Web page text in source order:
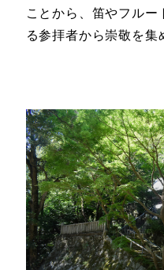
ことから、笛やフル
る参拝者から崇敬を集